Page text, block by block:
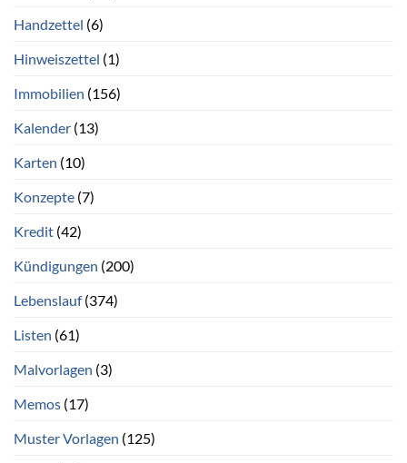
Handzettel (6)
Hinweiszettel (1)
Immobilien (156)
Kalender (13)
Karten (10)
Konzepte (7)
Kredit (42)
Kündigungen (200)
Lebenslauf(374)
Listen (61)
Malvorlagen (3)
Memos (17)
Muster Vorlagen (125)